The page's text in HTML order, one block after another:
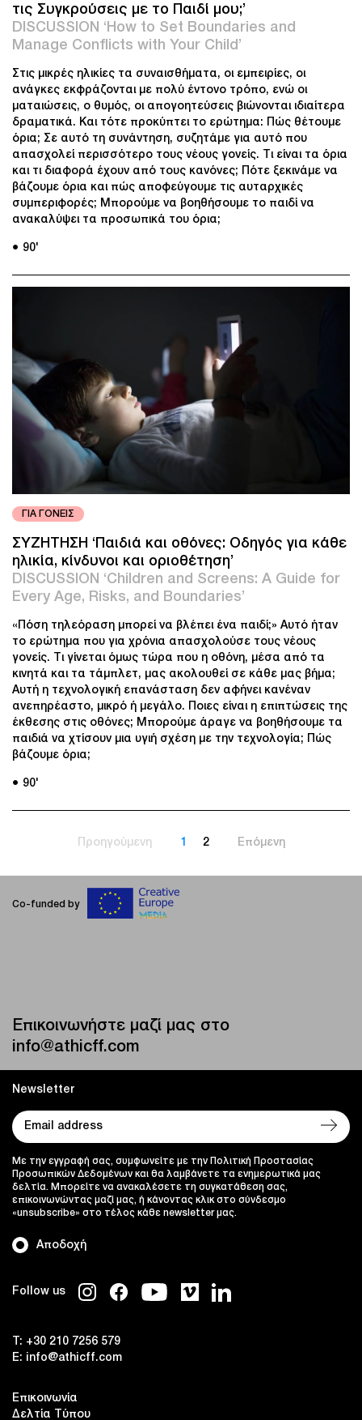
τις Συγκρούσεις με το Παιδί μου;’
DISCUSSION ‘How to Set Boundaries and
Manage Conflicts with Your Child’
Στις μικρές ηλικίες τα συναισθήματα, οι εμπειρίες, οι
ανάγκες εκφράζονται με πολύ έντονο τρόπο, ενώ οι
ματαιώσεις, ο θυμός, οι απογοητεύσεις βιώνονται ιδιαίτερα
δραματικά. Και τότε προκύπτει το ερώτημα: Πώς θέτουμε
όρια; Σε αυτό τη συνάντηση, συζητάμε για αυτό που
απασχολεί περισσότερο τους νέους γονείς. Τι είναι τα όρια
και τι διαφορά έχουν από τους κανόνες; Πότε ξεκινάμε να
βάζουμε όρια και πώς αποφεύγουμε τις αυταρχικές
συμπεριφορές; Μπορούμε να βοηθήσουμε το παιδί να
ανακαλύψει τα προσωπικά του όρια;
● 90'
ΓΙΑ ΓΟΝΕΙΣ
ΣΥΖΗΤΗΣΗ ‘Παιδιά και οθόνες: Οδηγός για κάθε
ηλικία, κίνδυνοι και οριοθέτηση’
DISCUSSION ‘Children and Screens: A Guide for
Every Age, Risks, and Boundaries’
«Πόση τηλεόραση μπορεί να βλέπει ένα παιδί;» Αυτό ήταν
το ερώτημα που για χρόνια απασχολούσε τους νέους
γονείς. Τι γίνεται όμως τώρα που η οθόνη, μέσα από τα
κινητά και τα τάμπλετ, μας ακολουθεί σε κάθε μας βήμα;
Αυτή η τεχνολογική επανάσταση δεν αφήνει κανέναν
ανεπηρέαστο, μικρό ή μεγάλο. Ποιες είναι η επιπτώσεις της
έκθεσης στις οθόνες; Μπορούμε άραγε να βοηθήσουμε τα
παιδιά να χτίσουν μια υγιή σχέση με την τεχνολογία; Πώς
βάζουμε όρια;
● 90'
Προηγούμενη 1 2 Επόμενη
Co-funded by
Επικοινωνήστε μαζί μας στο
info@athicff.com
Follow us
T: +30 210 7256 579
E: info@athicff.com
Επικοινωνία
Δελτία Τύπου
Newsletter
Αποδοχή
Με την εγγραφή σας, συμφωνείτε με την Πολιτική Προστασίας
Προσωπικών Δεδομένων και θα λαμβάνετε τα ενημερωτικά μας
δελτία. Μπορείτε να ανακαλέσετε τη συγκατάθεση σας,
επικοινωνώντας μαζί μας, ή κάνοντας κλικ στο σύνδεσμο
«unsubscribe» στο τέλος κάθε newsletter μας.